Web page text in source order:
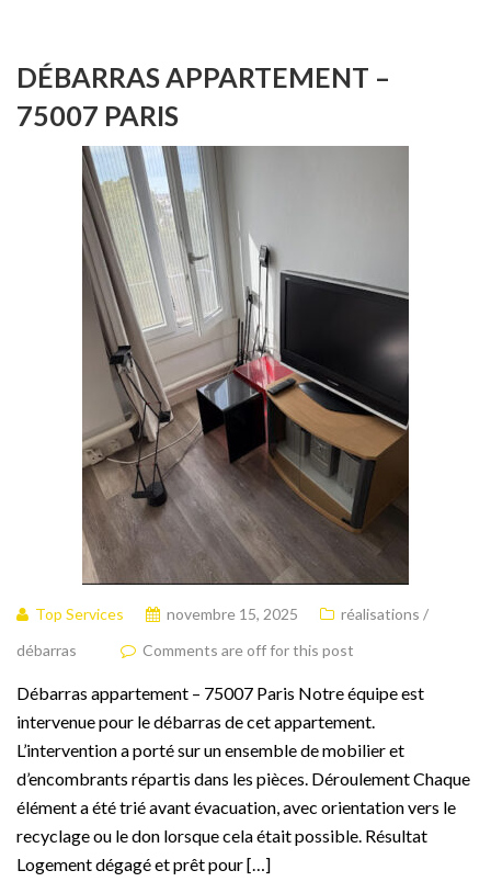
DÉBARRAS APPARTEMENT –
75007 PARIS
Top Services novembre 15, 2025
réalisations /
débarras
Comments are off for this post
Débarras appartement – 75007 Paris Notre équipe est
intervenue pour le débarras de cet appartement.
L’intervention a porté sur un ensemble de mobilier et
d’encombrants répartis dans les pièces. Déroulement Chaque
élément a été trié avant évacuation, avec orientation vers le
recyclage ou le don lorsque cela était possible. Résultat
Logement dégagé et prêt pour […]